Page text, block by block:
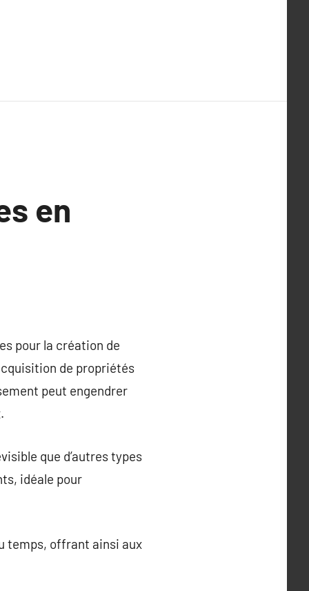
en
pour la création de
de propriétés
peut engendrer
que d’autres types
idéale pour
temps, offrant ainsi aux